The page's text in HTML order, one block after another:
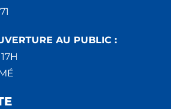
AU PUBLIC :